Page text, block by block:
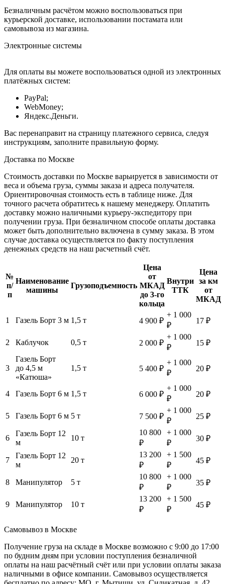
Безналичным расчётом можно воспользоваться при
курьерской доставке, использовании постамата или
самовывоза из магазина.
Электронные системы
Для оплаты вы можете воспользоваться одной из электронных
платёжных систем:
PayPal;
WebMoney;
Яндекс.Деньги.
Вас перенаправит на страницу платежного сервиса, следуя
инструкциям, заполните правильную форму.
Доставка по Москве
Стоимость доставки по Москве варьируется в зависимости от
веса и объема груза, суммы заказа и адреса получателя.
Ориентировочная стоимость есть в таблице ниже. Для
точного расчета обратитесь к нашему менеджеру. Оплатить
доставку можно наличными курьеру-экспедитору при
получении груза. При безналичном способе оплаты доставка
может быть дополнительно включена в сумму заказа. В этом
случае доставка осуществляется по факту поступления
денежных средств на наш расчетный счёт.
№
п/
п
Наименование
машины
Грузоподъемность
Цена
от
МКАД
до 3-го
кольца
Внутри
ТТК
Цена
за км
от
МКАД
1 Газель Борт 3 м 1,5 т 4 900 ₽
+ 1 000
₽
17 ₽
2 Каблучок 0,5 т 2 000 ₽
+ 1 000
₽
15 ₽
3
Газель Борт
до 4,5 м
«Катюша»
1,5 т 5 400 ₽
+ 1 000
₽
20 ₽
4 Газель Борт 6 м 1,5 т 6 000 ₽
+ 1 000
₽
20 ₽
5 Газель Борт 6 м 5 т 7 500 ₽
+ 1 000
₽
25 ₽
6
Газель Борт 12
м
10 т
10 800
₽
+ 1 000
₽
30 ₽
7
Газель Борт 12
м
20 т
13 200
₽
+ 1 500
₽
45 ₽
8 Манипулятор 5 т
10 800
₽
+ 1 000
₽
35 ₽
9 Манипулятор 10 т
13 200
₽
+ 1 500
₽
45 ₽
Самовывоз в Москве
Получение груза на складе в Москве возможно с 9:00 до 17:00
по будним дням при условии поступления безналичной
оплаты на наш расчётный счёт или при условии оплаты заказа
наличными в офисе компании. Самовывоз осуществляется